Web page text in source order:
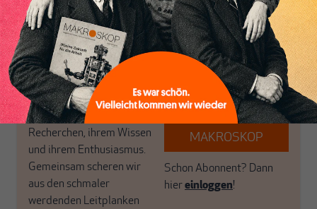
das große Ganze. Wir
haben einen Blick auf
Geld, Wirtschaft und
Politik, den Sie so
woanders nicht finden.
Dabei leben wir von
unseren Autoren, ihren
Recherchen, ihrem Wissen
und ihrem Enthusiasmus.
Gemeinsam scheren wir
aus den schmaler
werdenden Leitplanken
Debattenräume.
Brauchen Sie auch frische
Luft? Dann folgen Sie
einfach dem Button.
ABONNIEREN SIE
MAKROSKOP
Schon Abonnent? Dann
hiereinloggen!